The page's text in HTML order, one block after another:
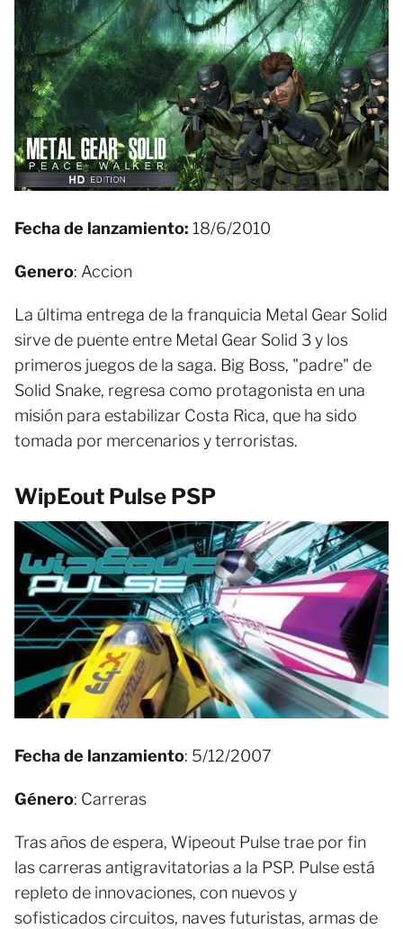
Fecha de lanzamiento: 18/6/2010
Genero: Accion
La última entrega de la franquicia Metal Gear Solid
sirve de puente entre Metal Gear Solid 3 y los
primeros juegos de la saga. Big Boss, "padre" de
Solid Snake, regresa como protagonista en una
misión para estabilizar Costa Rica, que ha sido
tomada por mercenarios y terroristas.
WipEout Pulse PSP
Fecha de lanzamiento: 5/12/2007
Género: Carreras
Tras años de espera, Wipeout Pulse trae por fin
las carreras antigravitatorias a la PSP. Pulse está
repleto de innovaciones, con nuevos y
sofisticados circuitos, naves futuristas, armas de